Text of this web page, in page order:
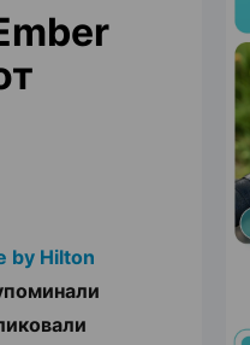
by Hilton